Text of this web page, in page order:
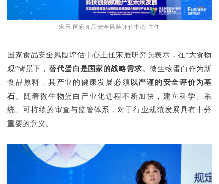
宋雁 国家食品安全风险评估中心 主任
国家食品安全风险评估中心主任宋雁研究员表示，在“大食物
观”背景下，替代蛋白是国家的战略需求。微生物蛋白作为新
食品原料，其产业的健康发展必须 以严谨的安全评价为基
石 。随着微生物蛋白产业化进程不断加快，建立科学、系
统、可持续的审查与监管体系，对于行业规范发展具有十分
重要的意义。